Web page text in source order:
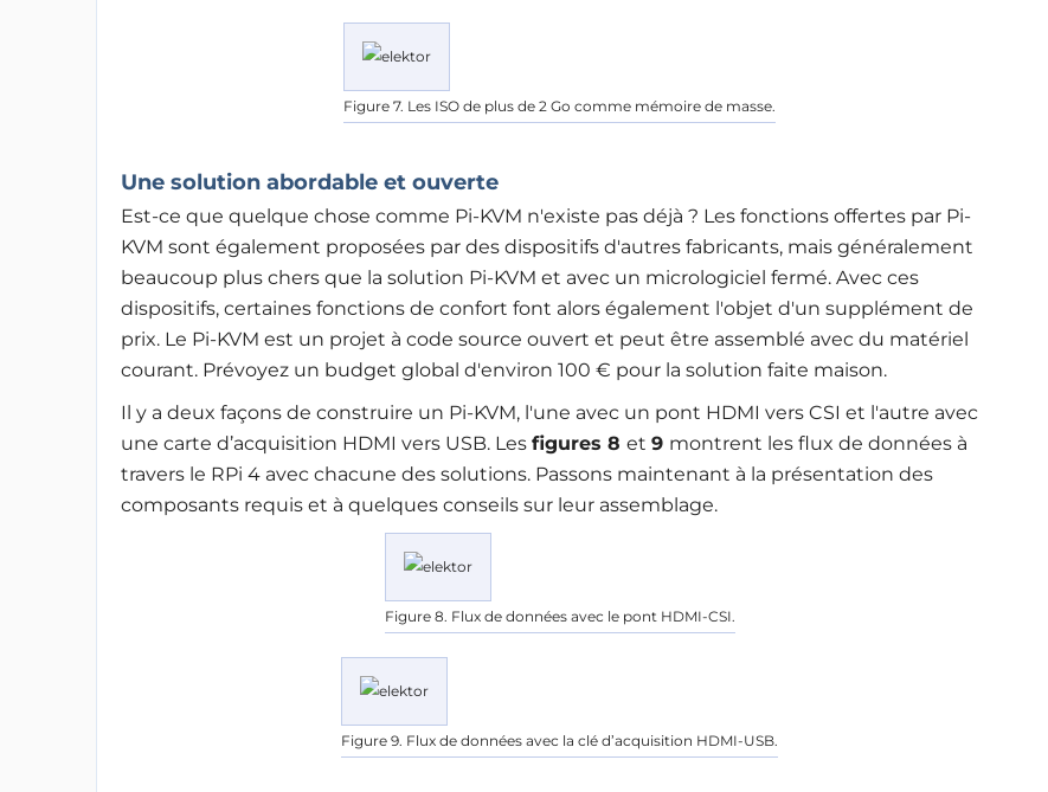
Figure 7. Les ISO de plus de 2 Go comme mémoire de masse.
Une solution abordable et ouverte
Est-ce que quelque chose comme Pi-KVM n'existe pas déjà ? Les fonctions offertes par Pi-
KVM sont également proposées par des dispositifs d'autres fabricants, mais généralement
beaucoup plus chers que la solution Pi-KVM et avec un micrologiciel fermé. Avec ces
dispositifs, certaines fonctions de confort font alors également l'objet d'un supplément de
prix. Le Pi-KVM est un projet à code source ouvert et peut être assemblé avec du matériel
courant. Prévoyez un budget global d'environ 100 € pour la solution faite maison.
Il y a deux façons de construire un Pi-KVM, l'une avec un pont HDMI vers CSI et l'autre avec
une carte d’acquisition HDMI vers USB. Les figures 8 et 9 montrent les flux de données à
travers le RPi 4 avec chacune des solutions. Passons maintenant à la présentation des
composants requis et à quelques conseils sur leur assemblage.
Figure 8. Flux de données avec le pont HDMI-CSI.
Figure 9. Flux de données avec la clé d’acquisition HDMI-USB.